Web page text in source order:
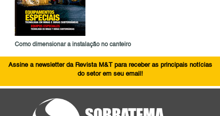
Como dimensionar a instalação no canteiro
Assine a newsletter da Revista M&T para receber as principais notícias
do setor em seu email!